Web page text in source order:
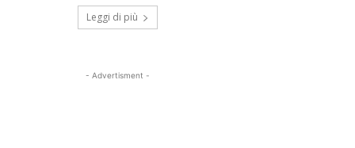
Leggi di più
- Advertisment -